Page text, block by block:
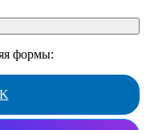
формы: